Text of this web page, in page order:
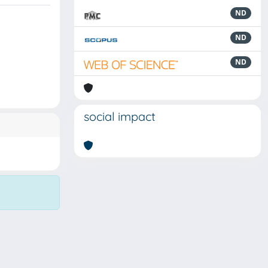
ND
ND
ND
social impact